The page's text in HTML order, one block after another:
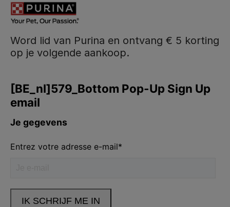
Word lid van Purina en ontvang € 5 korting
op je volgende aankoop.
Purina